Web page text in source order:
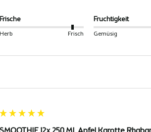
Frische
Herb Frisch
Fruchtigkeit
Gemüsig